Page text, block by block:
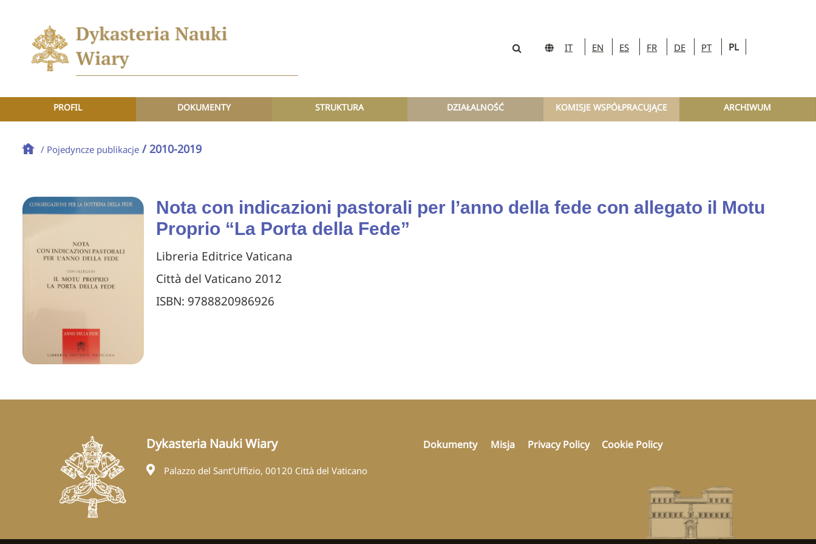
IT EN ES FR DE PT PL
PROFIL DOKUMENTY STRUKTURA DZIAŁALNOŚĆ KOMISJE WSPÓŁPRACUJĄCE ARCHIWUM
/ Pojedyncze publikacje / 2010-2019
Nota con indicazioni pastorali per l’anno della fede con allegato il Motu
Proprio “La Porta della Fede”
Libreria Editrice Vaticana
Città del Vaticano 2012
ISBN: 9788820986926
Dykasteria Nauki Wiary
Palazzo del Sant’Uffizio, 00120 Città del Vaticano
Dokumenty Misja Privacy Policy Cookie Policy